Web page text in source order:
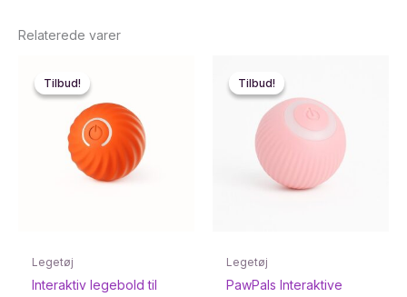
Relaterede varer
Tilbud!
Tilbud!
Legetøj
Interaktiv legebold til
Tilbud!
Tilbud!
Legetøj
PawPals Interaktive